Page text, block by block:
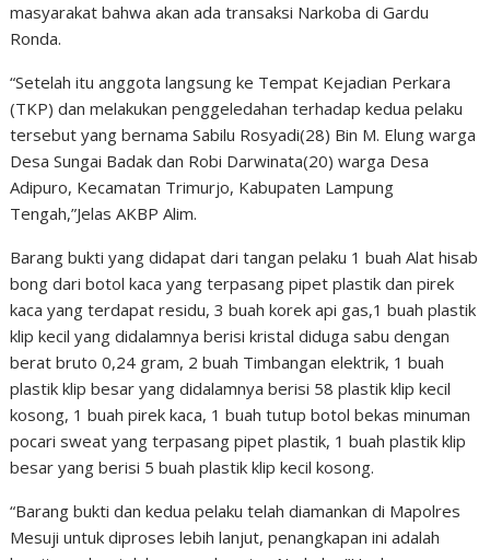
masyarakat bahwa akan ada transaksi Narkoba di Gardu
Ronda.
“Setelah itu anggota langsung ke Tempat Kejadian Perkara
(TKP) dan melakukan penggeledahan terhadap kedua pelaku
tersebut yang bernama Sabilu Rosyadi(28) Bin M. Elung warga
Desa Sungai Badak dan Robi Darwinata(20) warga Desa
Adipuro, Kecamatan Trimurjo, Kabupaten Lampung
Tengah,”Jelas AKBP Alim.
Barang bukti yang didapat dari tangan pelaku 1 buah Alat hisab
bong dari botol kaca yang terpasang pipet plastik dan pirek
kaca yang terdapat residu, 3 buah korek api gas,1 buah plastik
klip kecil yang didalamnya berisi kristal diduga sabu dengan
berat bruto 0,24 gram, 2 buah Timbangan elektrik, 1 buah
plastik klip besar yang didalamnya berisi 58 plastik klip kecil
kosong, 1 buah pirek kaca, 1 buah tutup botol bekas minuman
pocari sweat yang terpasang pipet plastik, 1 buah plastik klip
besar yang berisi 5 buah plastik klip kecil kosong.
“Barang bukti dan kedua pelaku telah diamankan di Mapolres
Mesuji untuk diproses lebih lanjut, penangkapan ini adalah